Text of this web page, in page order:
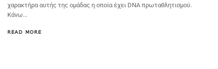
χαρακτήρα αυτής της ομάδας η οποία έχει DNA πρωταθλητισμού.
Κάνω...
READ MORE